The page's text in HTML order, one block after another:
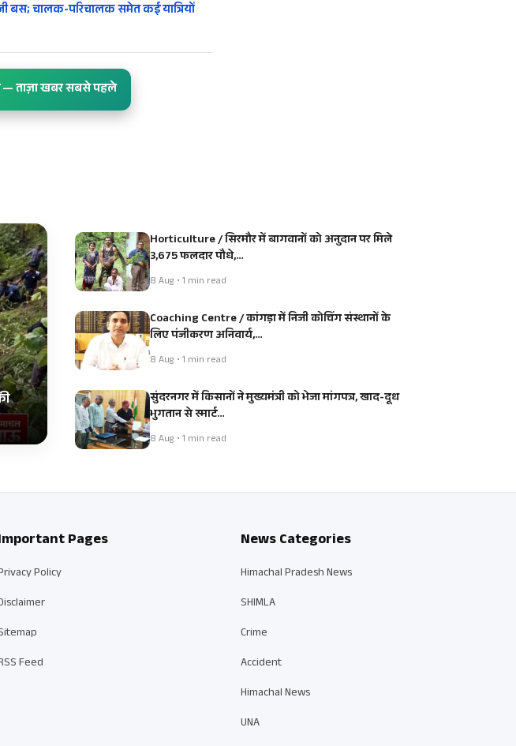
बस; चालक-परिचालक समेत कई यात्रियों
— ताज़ा खबर सबसे पहले
Horticulture / सिरमौर में बागवानों को अनुदान पर मिले
3,675 फलदार पौधे,…
8 Aug • 1 min read
Coaching Centre / कांगड़ा में निजी कोचिंग संस्थानों के
लिए पंजीकरण अनिवार्य,…
8 Aug • 1 min read
सुंदरनगर में किसानों ने मुख्यमंत्री को भेजा मांगपत्र, खाद-दूध
भुगतान से स्मार्ट…
8 Aug • 1 min read
Pages
Policy
Feed
News Categories
Himachal Pradesh News
SHIMLA
Crime
Accident
Himachal News
UNA